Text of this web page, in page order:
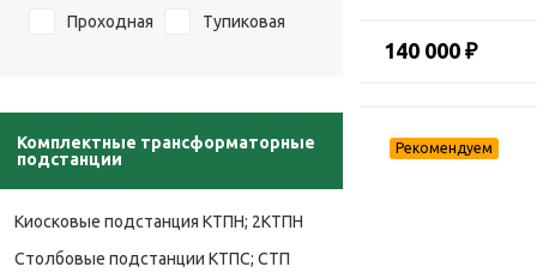
Проходная Тупиковая
Комплектные трансформаторные
подстанции
Киосковые подстанция КТПН; 2КТПН
Столбовые подстанции КТПС; СТП
140 000 ₽